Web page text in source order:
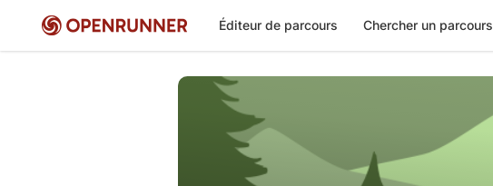
Éditeur de parcours Chercher un parcours